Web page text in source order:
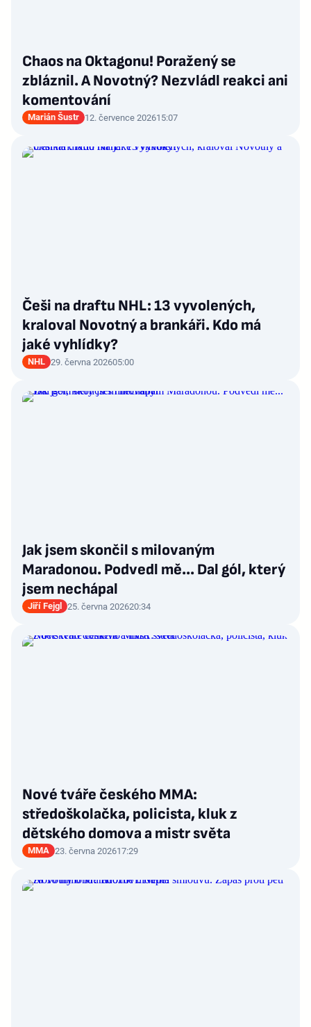
Chaos na Oktagonu! Poražený se
zbláznil. A Novotný? Nezvládl reakci ani
komentování
Marián Šustr 12. července 202615:07
Češi na draftu NHL: 13 vyvolených,
kraloval Novotný a brankáři. Kdo má
jaké vyhlídky?
NHL 29. června 202605:00
Jak jsem skončil s milovaným
Maradonou. Podvedl mě... Dal gól, který
jsem nechápal
Jiří Fejgl 25. června 202620:34
Nové tváře českého MMA:
středoškolačka, policista, kluk z
dětského domova a mistr světa
MMA 23. června 202617:29